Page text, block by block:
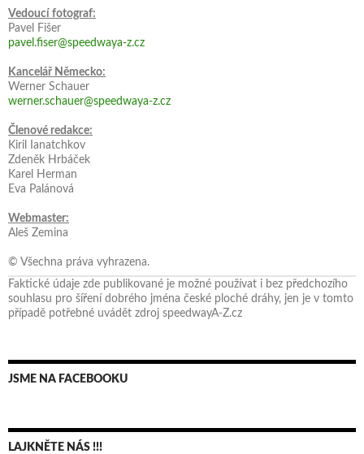
Vedoucí fotograf:
Pavel Fišer
pavel.fiser@speedwaya-z.cz
Kancelář Německo:
Werner Schauer
werner.schauer@speedwaya-z.cz
Členové redakce:
Kiril Ianatchkov
Zdeněk Hrbáček
Karel Herman
Eva Palánová
Webmaster:
Aleš Zemina
© Všechna práva vyhrazena.
Faktické údaje zde publikované je možné používat i bez předchozího
souhlasu pro šíření dobrého jména české ploché dráhy, jen je v tomto
případě potřebné uvádět zdroj speedwayA-Z.cz
JSME NA FACEBOOKU
LAJKNĚTE NÁS !!!